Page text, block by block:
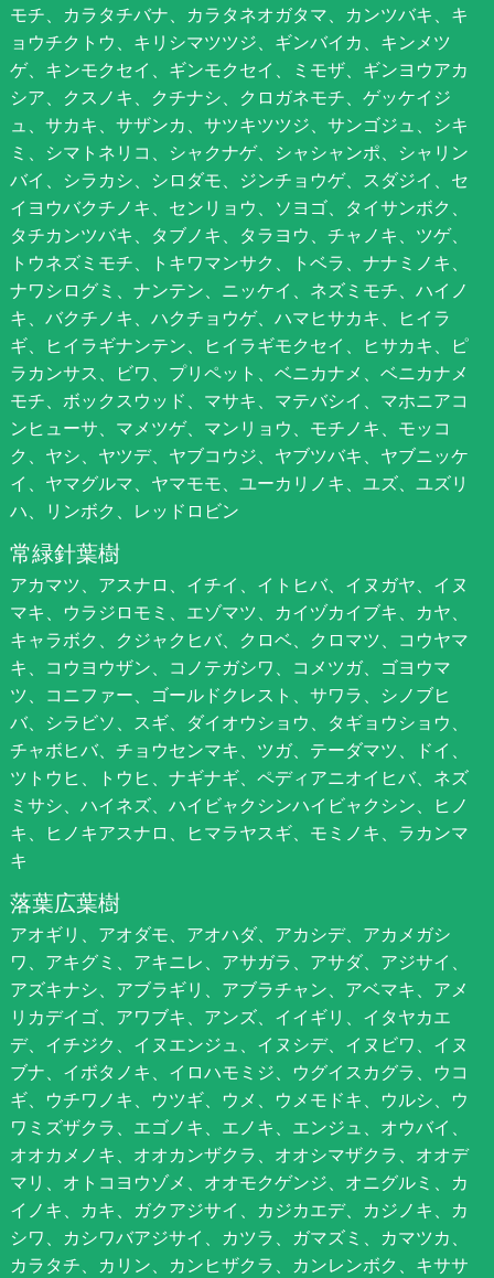
モチ、カラタチバナ、カラタネオガタマ、カンツバキ、キ
ョウチクトウ、キリシマツツジ、ギンバイカ、キンメツ
ゲ、キンモクセイ、ギンモクセイ、ミモザ、ギンヨウアカ
シア、クスノキ、クチナシ、クロガネモチ、ゲッケイジ
ュ、サカキ、サザンカ、サツキツツジ、サンゴジュ、シキ
ミ、シマトネリコ、シャクナゲ、シャシャンポ、シャリン
バイ、シラカシ、シロダモ、ジンチョウゲ、スダジイ、セ
イヨウバクチノキ、センリョウ、ソヨゴ、タイサンボク、
タチカンツバキ、タブノキ、タラヨウ、チャノキ、ツゲ、
トウネズミモチ、トキワマンサク、トベラ、ナナミノキ、
ナワシログミ、ナンテン、ニッケイ、ネズミモチ、ハイノ
キ、バクチノキ、ハクチョウゲ、ハマヒサカキ、ヒイラ
ギ、ヒイラギナンテン、ヒイラギモクセイ、ヒサカキ、ピ
ラカンサス、ビワ、プリペット、ベニカナメ、ベニカナメ
モチ、ボックスウッド、マサキ、マテバシイ、マホニアコ
ンヒューサ、マメツゲ、マンリョウ、モチノキ、モッコ
ク、ヤシ、ヤツデ、ヤブコウジ、ヤブツバキ、ヤブニッケ
イ、ヤマグルマ、ヤマモモ、ユーカリノキ、ユズ、ユズリ
ハ、リンボク、レッドロビン
常緑針葉樹
アカマツ、アスナロ、イチイ、イトヒバ、イヌガヤ、イヌ
マキ、ウラジロモミ、エゾマツ、カイヅカイブキ、カヤ、
キャラボク、クジャクヒバ、クロベ、クロマツ、コウヤマ
キ、コウヨウザン、コノテガシワ、コメツガ、ゴヨウマ
ツ、コニファー、ゴールドクレスト、サワラ、シノブヒ
バ、シラビソ、スギ、ダイオウショウ、タギョウショウ、
チャボヒバ、チョウセンマキ、ツガ、テーダマツ、ドイ、
ツトウヒ、トウヒ、ナギナギ、ペディアニオイヒバ、ネズ
ミサシ、ハイネズ、ハイビャクシンハイビャクシン、ヒノ
キ、ヒノキアスナロ、ヒマラヤスギ、モミノキ、ラカンマ
キ
落葉広葉樹
アオギリ、アオダモ、アオハダ、アカシデ、アカメガシ
ワ、アキグミ、アキニレ、アサガラ、アサダ、アジサイ、
アズキナシ、アブラギリ、アブラチャン、アベマキ、アメ
リカデイゴ、アワブキ、アンズ、イイギリ、イタヤカエ
デ、イチジク、イヌエンジュ、イヌシデ、イヌビワ、イヌ
ブナ、イボタノキ、イロハモミジ、ウグイスカグラ、ウコ
ギ、ウチワノキ、ウツギ、ウメ、ウメモドキ、ウルシ、ウ
ワミズザクラ、エゴノキ、エノキ、エンジュ、オウバイ、
オオカメノキ、オオカンザクラ、オオシマザクラ、オオデ
マリ、オトコヨウゾメ、オオモクゲンジ、オニグルミ、カ
イノキ、カキ、ガクアジサイ、カジカエデ、カジノキ、カ
シワ、カシワバアジサイ、カツラ、ガマズミ、カマツカ、
カラタチ、カリン、カンヒザクラ、カンレンボク、キササ